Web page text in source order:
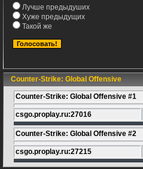
Лучше предыдуших
Хуже предыдущих
Такой же
Counter-Strike: Global Offensive
Counter-Strike: Global Offensive #1
csgo.proplay.ru:27016
Counter-Strike: Global Offensive #2
csgo.proplay.ru:27215